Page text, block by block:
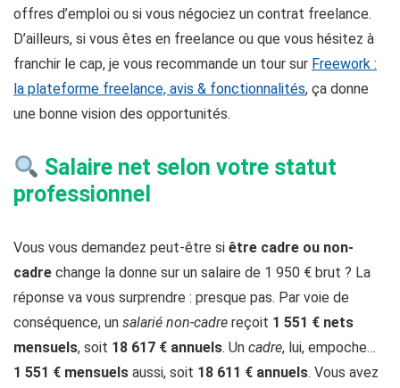
offres d’emploi ou si vous négociez un contrat freelance.
D’ailleurs, si vous êtes en freelance ou que vous hésitez à
franchir le cap, je vous recommande un tour sur Freework :
la plateforme freelance, avis & fonctionnalités, ça donne
une bonne vision des opportunités.
Salaire net selon votre statut
professionnel
Vous vous demandez peut-être si être cadre ou non-
cadre change la donne sur un salaire de 1 950 € brut ? La
réponse va vous surprendre : presque pas. Par voie de
conséquence, un salarié non-cadre reçoit 1 551 € nets
mensuels, soit 18 617 € annuels. Un cadre, lui, empoche…
1 551 € mensuels aussi, soit 18 611 € annuels. Vous avez